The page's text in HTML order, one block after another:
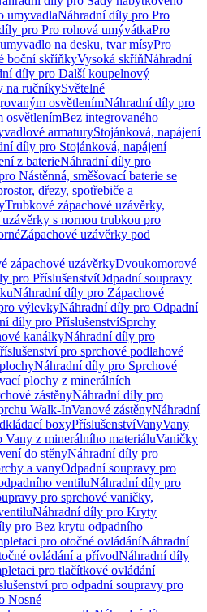
umyvadlaNáhradní díly pro Pro
pro Pro rohová umývátkaPro
na desku, tvar mísyPro
boční skříňkyVysoká skříňNáhradní
díly pro Další koupelnový
na ručníkySvětelné
osvětlenímNáhradní díly pro
osvětlenímBez integrovaného
armaturyStojánková, napájení
díly pro Stojánková, napájení
z baterieNáhradní díly pro
Nástěnná, směšovací baterie se
dřezy, spotřebiče a
Trubkové zápachové uzávěrky,
s nornou trubkou pro
Zápachové uzávěrky pod
zápachové uzávěrkyDvoukomorové
pro PříslušenstvíOdpadní soupravy
Náhradní díly pro Zápachové
výlevkyNáhradní díly pro Odpadní
díly pro PříslušenstvíSprchy
kanálkyNáhradní díly pro
pro sprchové podlahové
Náhradní díly pro Sprchové
plochy z minerálních
zástěnyNáhradní díly pro
Walk-InVanové zástěnyNáhradní
boxyPříslušenstvíVanyVany
z minerálního materiáluVaničky
do stěnyNáhradní díly pro
a vanyOdpadní soupravy pro
ventiluNáhradní díly pro
pro sprchové vaničky,
Náhradní díly pro Kryty
pro Bez krytu odpadního
pro otočné ovládáníNáhradní
ovládání a přívodNáhradní díly
pro tlačítkové ovládání
pro odpadní soupravy pro
Nosné